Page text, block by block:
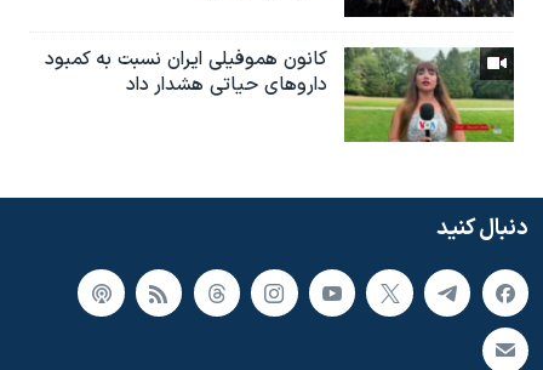
کانون هموفیلی ایران نسبت به کمبود
داروهای حیاتی هشدار داد
دنبال کنید